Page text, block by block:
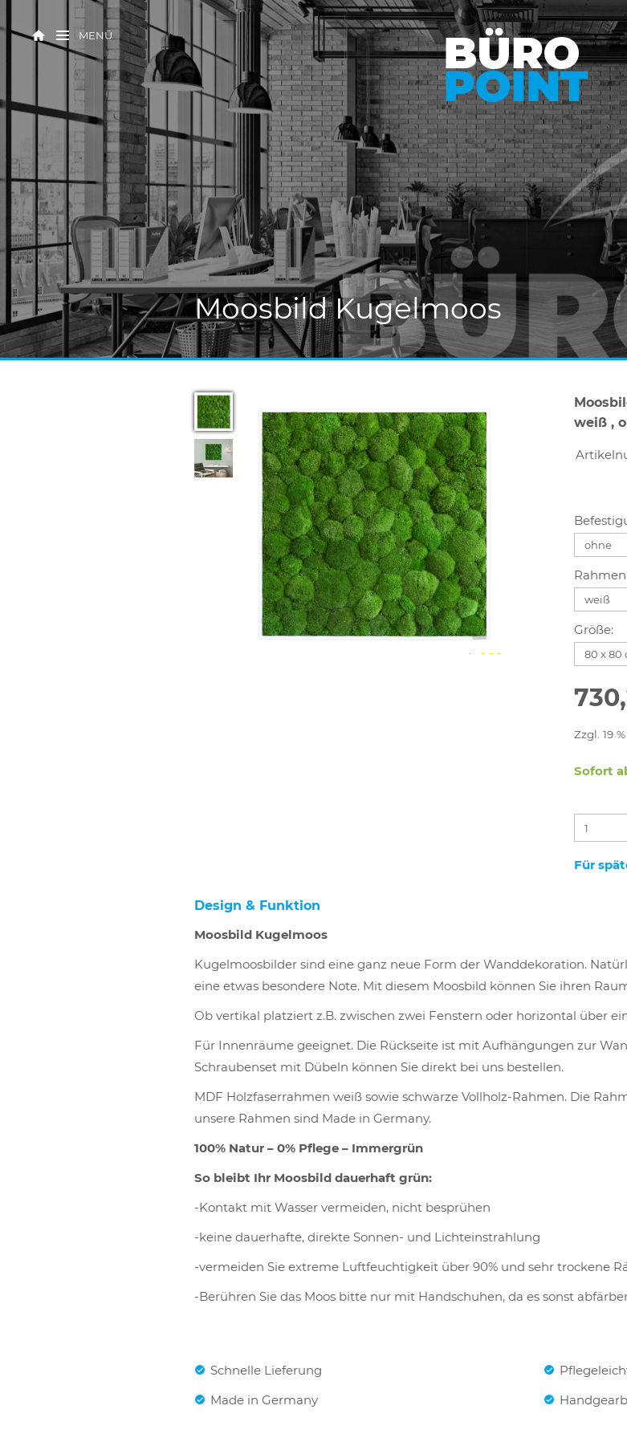
MENÜ
Moosbild Kugelmoos
weiß ,
Größe:
Zzgl. 19
Sofort
Für
Design & Funktion
Moosbild Kugelmoos
Kugelmoosbilder sind eine ganz neue Form der Wanddekoration.
eine etwas besondere Note. Mit diesem Moosbild können Sie ihren
Ob vertikal platziert z.B. zwischen zwei Fenstern oder horizontal über
Für Innenräume geeignet. Die Rückseite ist mit Aufhängungen zur
Schraubenset mit Dübeln können Sie direkt bei uns bestellen.
MDF Holzfaserrahmen weiß sowie schwarze Vollholz-Rahmen. Die
unsere Rahmen sind Made in Germany.
100% Natur – 0% Pflege – Immergrün
So bleibt Ihr Moosbild dauerhaft grün:
-Kontakt mit Wasser vermeiden, nicht besprühen
-keine dauerhafte, direkte Sonnen- und Lichteinstrahlung
-vermeiden Sie extreme Luftfeuchtigkeit über 90% und sehr trockene
-Berühren Sie das Moos bitte nur mit Handschuhen, da es sonst
Schnelle Lieferung
Made in Germany